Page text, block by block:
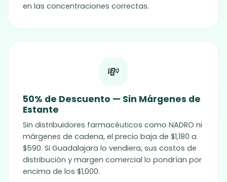
en las concentraciones correctas.
💸
50% de Descuento — Sin Márgenes de
Estante
Sin distribuidores farmacéuticos como NADRO ni
márgenes de cadena, el precio baja de $1,180 a
$590. Si Guadalajara lo vendiera, sus costos de
distribución y margen comercial lo pondrían por
encima de los $1,000.